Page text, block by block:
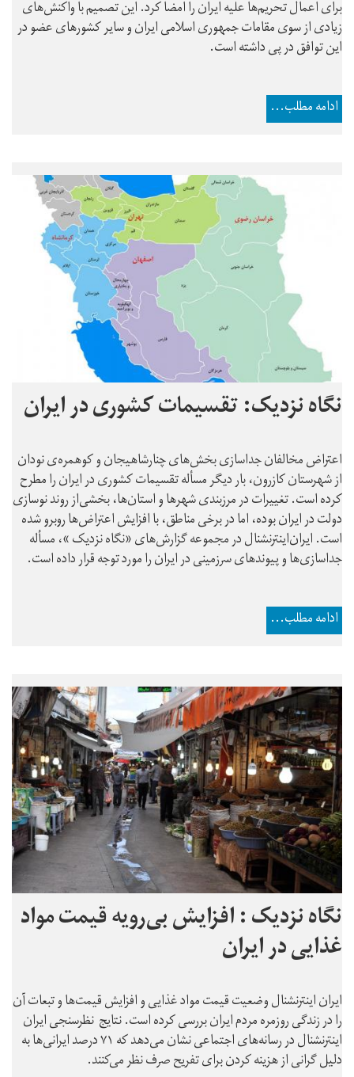
برای اعمال تحریم‌ها علیه ایران را امضا کرد. این تصمیم با واکنش‌های
زیادی از سوی مقامات جمهوری اسلامی ایران و سایر کشورهای عضو در
این توافق در پی داشته است.
ادامه مطلب...
نگاه نزدیک: تقسیمات کشوری در ایران
اعتراض مخالفان جداسازی بخش‌های چنارشاهیجان و کوهمره‌ی نودان
از شهرستان کازرون، بار دیگر مسأله تقسیمات کشوری در ایران را مطرح
کرده است. تغییرات در مرزبندی شهرها و استان‌ها، بخشی‌از روند نوسازی
دولت در ایران بوده، اما در برخی مناطق، با افزایش اعتراض‌ها روبرو شده
است. ایران‌اینترنشنال در مجموعه گزارش‌های «نگاه نزدیک »، مسأله
جداسازی‌ها و پیوندهای سرزمینی در ایران را مورد توجه قرار داده است.
ادامه مطلب...
نگاه نزدیک : افزایش بی‌رویه قیمت مواد
غذایی در ایران
ایران اینترنشنال وضعیت قیمت مواد غذایی و افزایش قیمت‌ها و تبعات آن
را در زندگی روزمره مردم ایران بررسی کرده است. نتایج نظرسنجی ایران
اینترنشنال در رسانه‌های اجتماعی نشان می‌دهد که ۷۱ درصد ایرانی‌ها به
دلیل گرانی از هزینه کردن برای تفریح صرف نظر می‌کنند.